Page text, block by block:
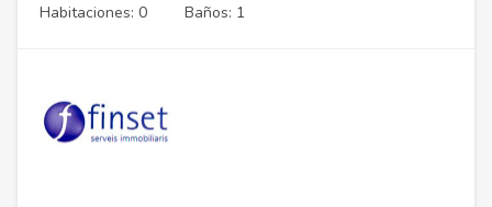
Habitaciones: 0
Baños: 1